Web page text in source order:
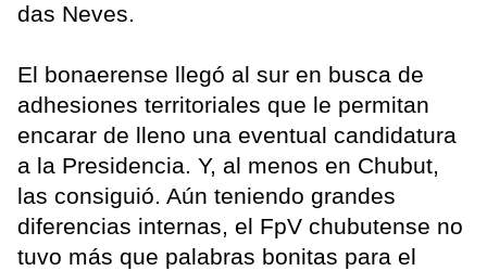
das Neves.
El bonaerense llegó al sur en busca de
adhesiones territoriales que le permitan
encarar de lleno una eventual candidatura
a la Presidencia. Y, al menos en Chubut,
las consiguió. Aún teniendo grandes
diferencias internas, el FpV chubutense no
tuvo más que palabras bonitas para el